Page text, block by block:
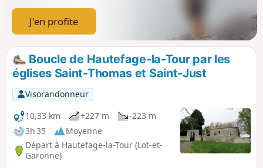
J'en profite
Boucle de Hautefage-la-Tour par les
églises Saint-Thomas et Saint-Just
Visorandonneur
10,33 km
+227 m
-223 m
3h 35
Moyenne
Départ à Hautefage-la-Tour (Lot-et-
Garonne)